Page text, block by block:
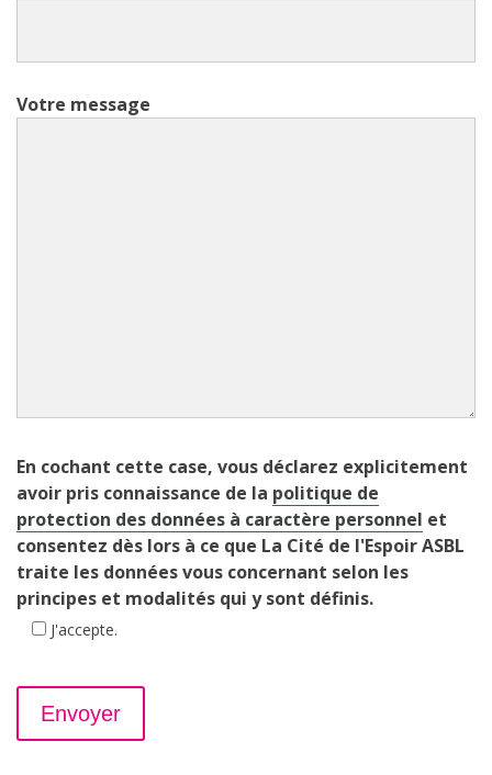
Votre message
En cochant cette case, vous déclarez explicitement
avoir pris connaissance de la politique de
protection des données à caractère personnel et
consentez dès lors à ce que La Cité de l'Espoir ASBL
traite les données vous concernant selon les
principes et modalités qui y sont définis.
J'accepte.